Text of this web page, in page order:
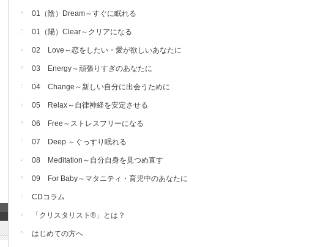
01（陰）Dream～すぐに眠れる
01（陽）Clear～クリアになる
02 Love～恋をしたい・愛が欲しいあなたに
03 Energy～頑張りすぎのあなたに
04 Change～新しい自分に出会うために
05 Relax～自律神経を安定させる
06 Free～ストレスフリーになる
07 Deep ～ぐっすり眠れる
08 Meditation～自分自身を見つめ直す
09 For Baby～マタニティ・育児中のあなたに
CDコラム
「クリスタリスト®」とは？
はじめての方へ